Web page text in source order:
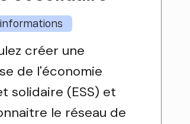
créer une
de l'économie
solidaire (ESS) et
le réseau de